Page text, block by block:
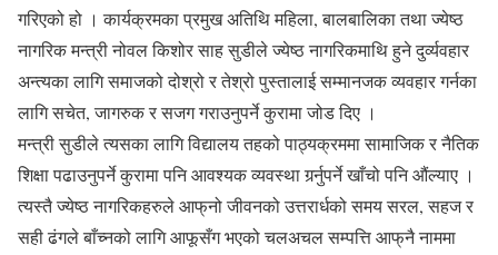
गरिएको हो । कार्यक्रमका प्रमुख अतिथि महिला, बालबालिका तथा ज्येष्ठ
नागरिक मन्त्री नोवल किशोर साह सुडीले ज्येष्ठ नागरिकमाथि हुने दुर्व्यवहार
अन्त्यका लागि समाजको दोश्रो र तेश्रो पुस्तालाई सम्मानजक व्यवहार गर्नका
लागि सचेत, जागरुक र सजग गराउनुपर्ने कुरामा जोड दिए ।
मन्त्री सुडीले त्यसका लागि विद्यालय तहको पाठ्यक्रममा सामाजिक र नैतिक
शिक्षा पढाउनुपर्ने कुरामा पनि आवश्यक व्यवस्था गर्र्नुपर्ने खाँचो पनि औंल्याए ।
त्यस्तै ज्येष्ठ नागरिकहरुले आफ्‌नो जीवनको उत्तरार्धको समय सरल, सहज र
सही ढंगले बाँच्नको लागि आफूसँग भएको चलअचल सम्पत्ति आफ्‌नै नाममा